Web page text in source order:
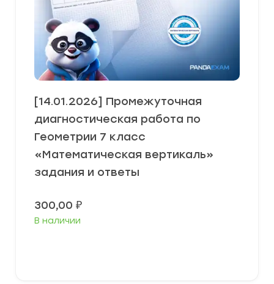
[14.01.2026] Промежуточная
диагностическая работа по
Геометрии 7 класс
«Математическая вертикаль»
задания и ответы
300,00 ₽
В наличии